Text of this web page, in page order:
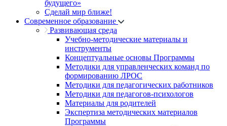
будущего»
Сделай мир ближе!
Современное образование
Развивающая среда
Учебно-методические материалы и
инструменты
Концептуальные основы Программы
Методики для управленческих команд по
формированию ЛРОС
Методики для педагогических работников
Методики для педагогов-психологов
Материалы для родителей
Экспертиза методических материалов
Программы